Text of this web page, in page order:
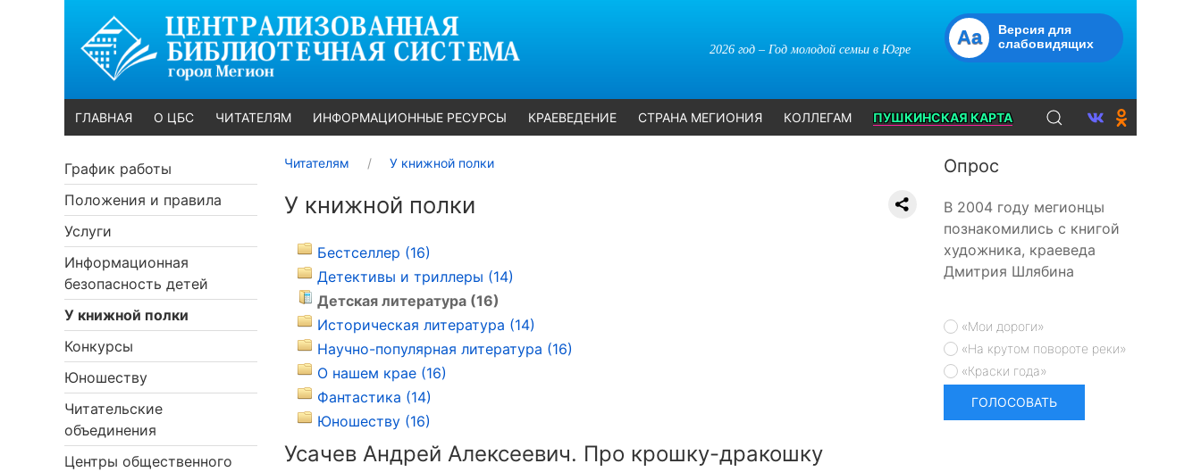
2026 год – Год молодой семьи в Югре
Aa
Версия для
слабовидящих
ГЛАВНАЯ О ЦБС ЧИТАТЕЛЯМ ИНФОРМАЦИОННЫЕ РЕСУРСЫ КРАЕВЕДЕНИЕ СТРАНА МЕГИОНИЯ КОЛЛЕГАМ ПУШКИНСКАЯ КАРТА
График работы
Положения и правила
Услуги
Информационная
безопасность детей
У книжной полки
Конкурсы
Юношеству
Читательские
объединения
Центры общественного
Читателям У книжной полки
У книжной полки
Бестселлер (16)
Детективы и триллеры (14)
Детская литература (16)
Историческая литература (14)
Научно-популярная литература (16)
О нашем крае (16)
Фантастика (14)
Юношеству (16)
Усачев Андрей Алексеевич. Про крошку-дракошку
Опрос
В 2004 году мегионцы
познакомились с книгой
художника, краеведа
Дмитрия Шлябина
«Мои дороги»
«На крутом повороте реки»
«Краски года»